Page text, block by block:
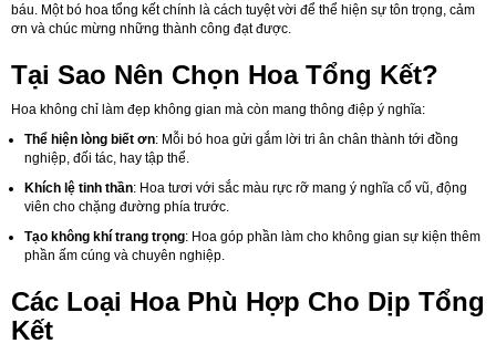
báu. Một bó hoa tổng kết chính là cách tuyệt vời để thể hiện sự tôn trọng, cảm
ơn và chúc mừng những thành công đạt được.
Tại Sao Nên Chọn Hoa Tổng Kết?
Hoa không chỉ làm đẹp không gian mà còn mang thông điệp ý nghĩa:
Thể hiện lòng biết ơn: Mỗi bó hoa gửi gắm lời tri ân chân thành tới đồng
nghiệp, đối tác, hay tập thể.
Khích lệ tinh thần: Hoa tươi với sắc màu rực rỡ mang ý nghĩa cổ vũ, động
viên cho chặng đường phía trước.
Tạo không khí trang trọng: Hoa góp phần làm cho không gian sự kiện thêm
phần ấm cúng và chuyên nghiệp.
Các Loại Hoa Phù Hợp Cho Dịp Tổng
Kết